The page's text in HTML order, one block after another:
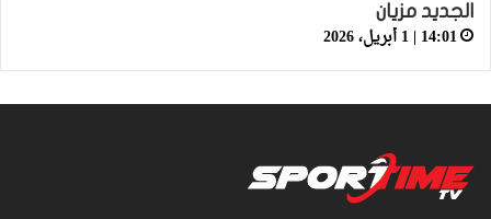
الجديد مزيان
14:01 | 1 أبريل، 2026